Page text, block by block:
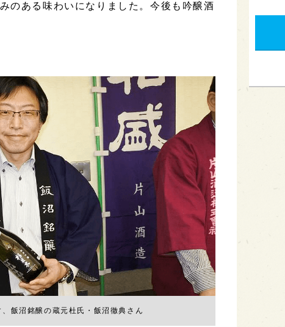
のある味わいになりました。今後も吟醸酒
、飯沼銘醸の蔵元杜氏・飯沼徹典さん